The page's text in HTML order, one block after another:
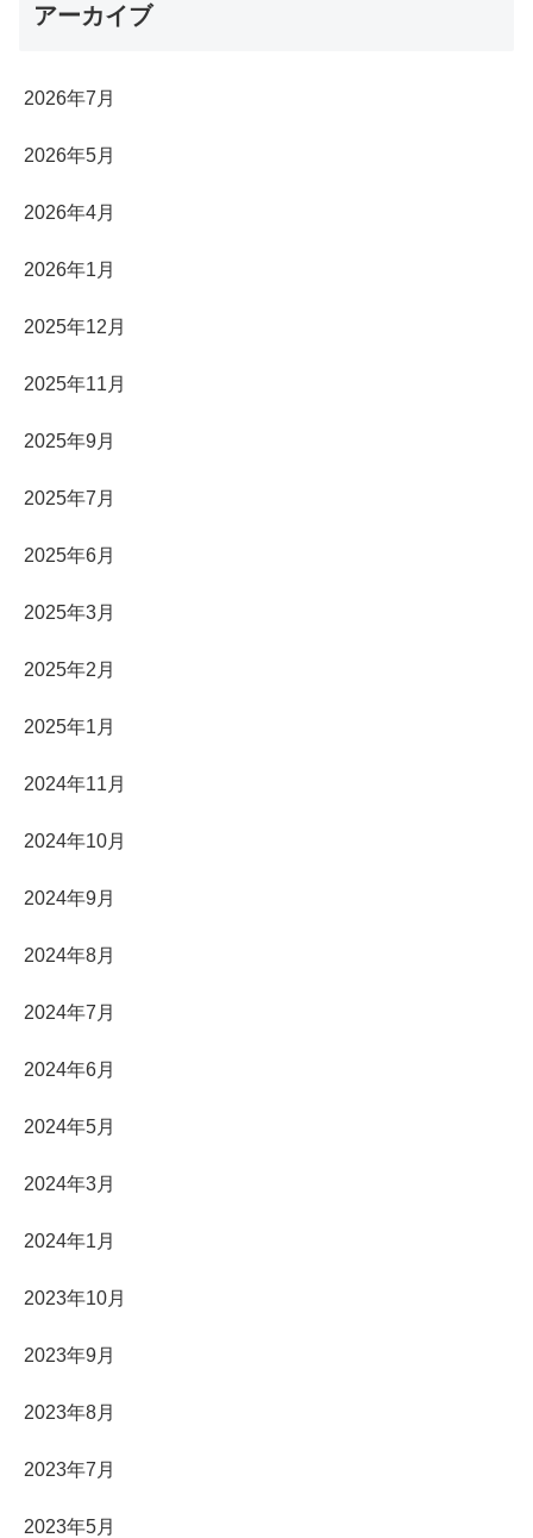
アーカイブ
2026年7月
2026年5月
2026年4月
2026年1月
2025年12月
2025年11月
2025年9月
2025年7月
2025年6月
2025年3月
2025年2月
2025年1月
2024年11月
2024年10月
2024年9月
2024年8月
2024年7月
2024年6月
2024年5月
2024年3月
2024年1月
2023年10月
2023年9月
2023年8月
2023年7月
2023年5月